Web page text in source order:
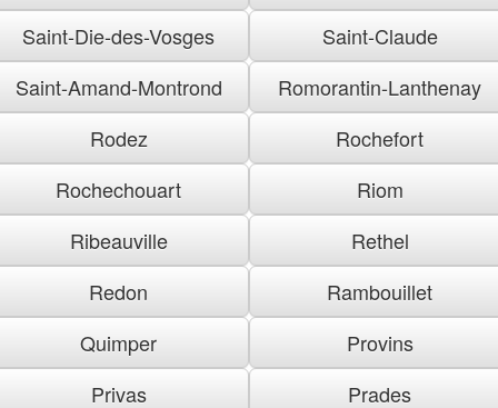
Saint-Die-des-Vosges
Saint-Claude
Saint-Amand-Montrond
Romorantin-Lanthenay
Rodez
Rochefort
Rochechouart
Riom
Ribeauville
Rethel
Redon
Rambouillet
Quimper
Provins
Privas
Prades